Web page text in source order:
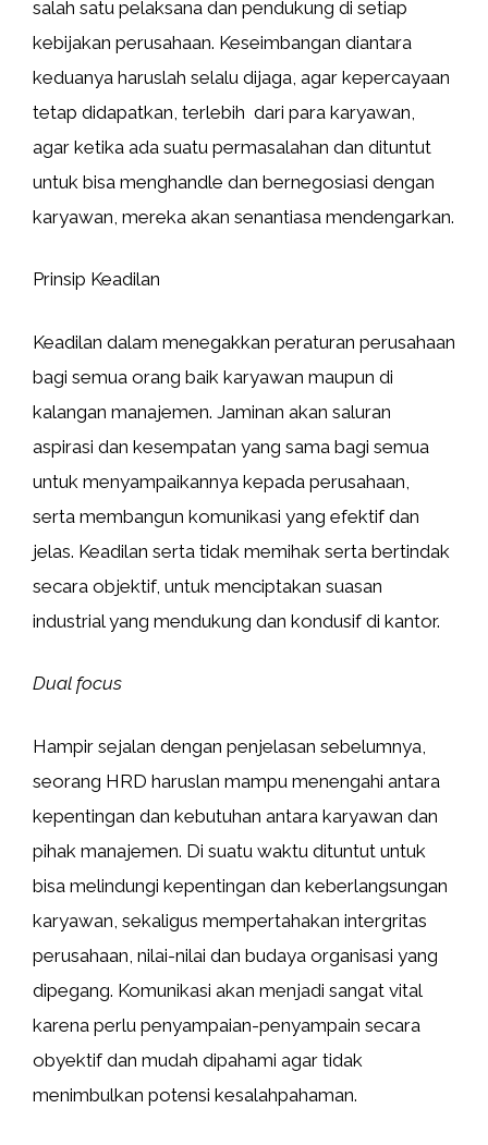
salah satu pelaksana dan pendukung di setiap
kebijakan perusahaan. Keseimbangan diantara
keduanya haruslah selalu dijaga, agar kepercayaan
tetap didapatkan, terlebih dari para karyawan,
agar ketika ada suatu permasalahan dan dituntut
untuk bisa menghandle dan bernegosiasi dengan
karyawan, mereka akan senantiasa mendengarkan.
Prinsip Keadilan
Keadilan dalam menegakkan peraturan perusahaan
bagi semua orang baik karyawan maupun di
kalangan manajemen. Jaminan akan saluran
aspirasi dan kesempatan yang sama bagi semua
untuk menyampaikannya kepada perusahaan,
serta membangun komunikasi yang efektif dan
jelas. Keadilan serta tidak memihak serta bertindak
secara objektif, untuk menciptakan suasan
industrial yang mendukung dan kondusif di kantor.
Dual focus
Hampir sejalan dengan penjelasan sebelumnya,
seorang HRD haruslan mampu menengahi antara
kepentingan dan kebutuhan antara karyawan dan
pihak manajemen. Di suatu waktu dituntut untuk
bisa melindungi kepentingan dan keberlangsungan
karyawan, sekaligus mempertahakan intergritas
perusahaan, nilai-nilai dan budaya organisasi yang
dipegang. Komunikasi akan menjadi sangat vital
karena perlu penyampaian-penyampain secara
obyektif dan mudah dipahami agar tidak
menimbulkan potensi kesalahpahaman.